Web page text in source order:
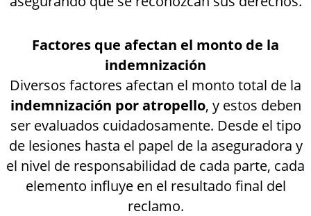
Factores que afectan el monto de la
indemnización
Diversos factores afectan el monto total de la
indemnización por atropello, y estos deben
ser evaluados cuidadosamente. Desde el tipo
de lesiones hasta el papel de la aseguradora y
el nivel de responsabilidad de cada parte, cada
elemento influye en el resultado final del
reclamo.